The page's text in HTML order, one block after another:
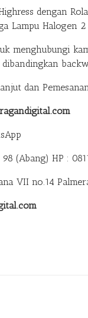
dengan
Lampu
menghubungi
dan
98 (Abang) HP :
VII no.14